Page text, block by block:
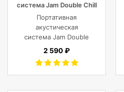
система Jam Double Chill
Grey
Портативная
акустическая
система Jam Double
Chill Grey (серый)
2 590 ₽